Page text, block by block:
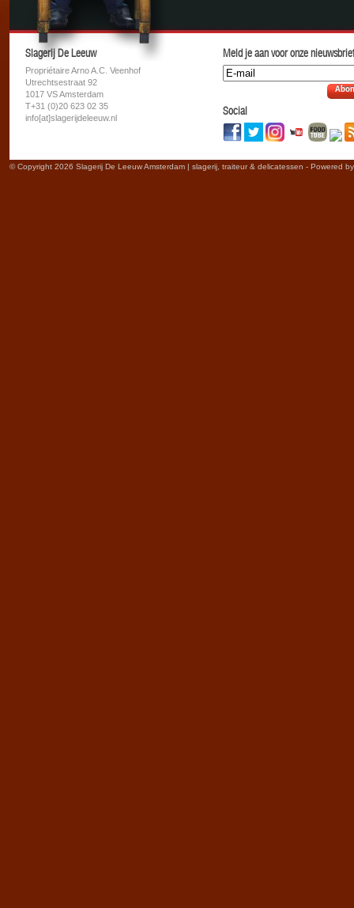
Slagerij De Leeuw
Propriétaire Arno A.C. Veenhof
Utrechtsestraat 92
1017 VS Amsterdam
T+31 (0)20 623 02 35
info[at]slagerijdeleeuw.nl
Meld je aan voor onze
Social
© Copyright 2026 Slagerij De Leeuw Amsterdam | slagerij, traiteur & delicatessen - Powered